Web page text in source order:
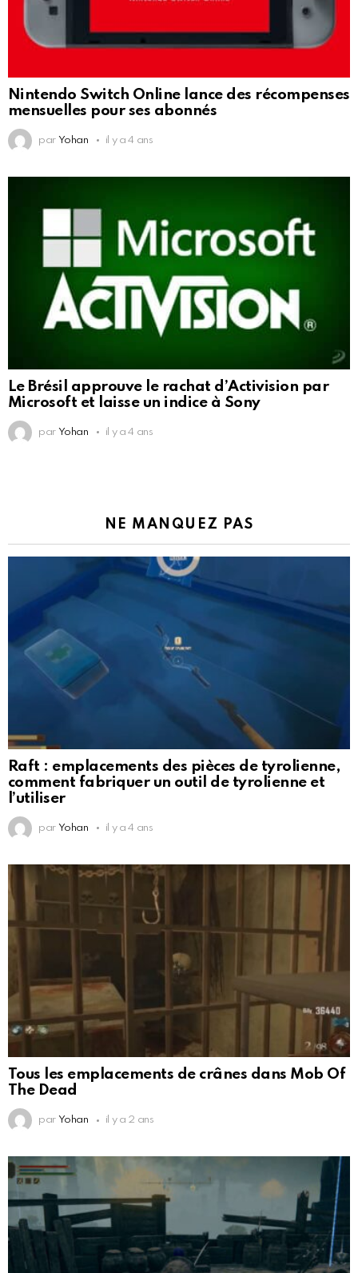
Nintendo Switch Online lance des récompenses
mensuelles pour ses abonnés
par Yohan il y a 4 ans
Le Brésil approuve le rachat d’Activision par
Microsoft et laisse un indice à Sony
par Yohan il y a 4 ans
NE MANQUEZ PAS
Raft : emplacements des pièces de tyrolienne,
comment fabriquer un outil de tyrolienne et
l’utiliser
par Yohan il y a 4 ans
Tous les emplacements de crânes dans Mob Of
The Dead
par Yohan il y a 2 ans